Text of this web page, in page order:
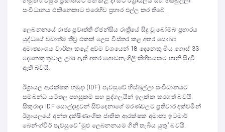
සංවිධානය එකිනෙකාට එරෙහිව ප්‍රහාර එල්ල කර තිබේ.
ලෙබනනයේ රාජ්‍ය ප්‍රවෘත්ති ඒජන්සිය රාත්‍රියේ සිදු වූ බෝම්බ ප්‍රහාරය
යුද්ධයේ වඩාත්ම තීව්‍ර එකක් ලෙස විස්තර කළ අතර සෞඛ්‍ය
අමාත්‍යාංශය වාර්තා කළේ අවම වශයෙන් 18 දෙනෙකු මිය ගොස් 33
දෙනෙකු තුවාල ලබා ඇති අතර ගොඩනැගිලි කිහිපයකට හානි සිදුවී
ඇති බවයි.
ඊශ්‍රායල ආරක්ෂක හමුදා (IDF) පැවසුවේ හිස්බුල්ලා සංවිධානයට
සම්බන්ධ යටිතල පහසුකම් සහ පුද්ගලයින් ඉලක්ක කරගත් බවයි.
සිකුරාදා IDF සොල්දාදුවන් සිව්දෙනාගේ මරණවලට ප්‍රතිචාර දක්වමින්
ඊශ්‍රායලයේ අන්ත දක්ෂිණාංශික ජාතික ආරක්ෂක අමාත්‍ය ඉටමාර්
බෙන්-ග්වීර් පැවසුවේ “මුළු ලෙබනනයම ගිනි තැබිය යුතු” බවයි.